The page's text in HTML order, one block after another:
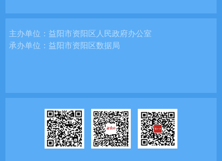
主办单位：益阳市资阳区人民政府办公室
承办单位：益阳市资阳区数据局